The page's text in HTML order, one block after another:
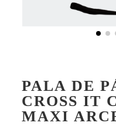
PALA DE
CROSS IT
MAXI